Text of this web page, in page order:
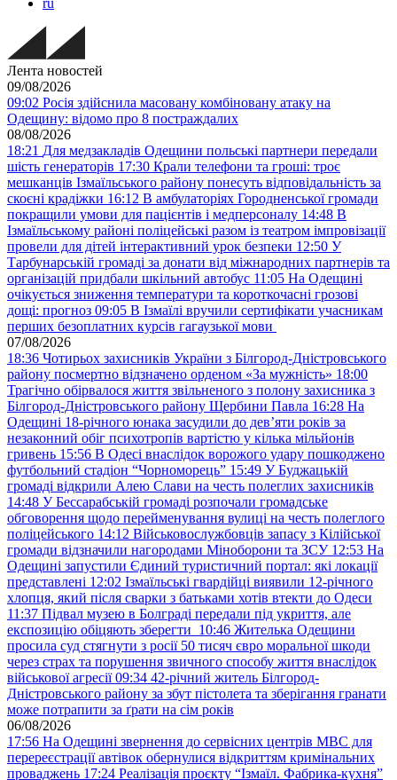
ru
Лента новостей
09/08/2026
09:02 Росія здійснила масовану комбіновану атаку на
Одещину: відомо про 8 постраждалих
08/08/2026
18:21 Для медзакладів Одещини польські партнери передали
шість генераторів 17:30 Крали телефони та гроші: троє
мешканців Ізмаїльського району понесуть відповідальність за
скоєні крадіжки 16:12 В амбулаторіях Городненської громади
покращили умови для пацієнтів і медперсоналу 14:48 В
Ізмаїльському районі поліцейські разом із театром імпровізації
провели для дітей інтерактивний урок безпеки 12:50 У
Тарбунарській громаді за донати від міжнародних партнерів та
організацій придбали шкільний автобус 11:05 На Одещині
очікується зниження температури та короткочасні грозові
дощі: прогноз 09:05 В Ізмаїлі вручили сертифікати учасникам
перших безоплатних курсів гагаузької мови
07/08/2026
18:36 Чотирьох захисників України з Білгород-Дністровського
району посмертно відзначено орденом «За мужність» 18:00
Трагічно обірвалося життя звільненого з полону захисника з
Білгород-Дністровського району Щербини Павла 16:28 На
Одещині 18-річного юнака засудили до дев’яти років за
незаконний обіг психотропів вартістю у кілька мільйонів
гривень 15:56 В Одесі внаслідок ворожого удару пошкоджено
футбольний стадіон “Чорноморець” 15:49 У Буджацькій
громаді відкрили Алею Слави на честь полеглих захисників
14:48 У Бессарабській громаді розпочали громадське
обговорення щодо перейменування вулиці на честь полеглого
поліцейського 14:12 Військовослужбовців запасу з Кілійської
громади відзначили нагородами Міноборони та ЗСУ 12:53 На
Одещині запустили Єдиний туристичний портал: які локації
представлені 12:02 Ізмаїльські гвардійці виявили 12-річного
хлопця, який після сварки з батьками хотів втекти до Одеси
11:37 Підвал музею в Болграді передали під укриття, але
експозицію обіцяють зберегти 10:46 Жителька Одещини
просила суд стягнути з росії 50 тисяч євро моральної шкоди
через страх та порушення звичного способу життя внаслідок
військової агресії 09:34 42-річний житель Білгород-
Дністровського району за збут пістолета та зберігання гранати
може потрапити за ґрати на сім років
06/08/2026
17:56 На Одещині звернення до сервісних центрів МВС для
перереєстрації автівок обернулися відкриттям кримінальних
проваджень 17:24 Реалізація проєкту “Ізмаїл. Фабрика-кухня”